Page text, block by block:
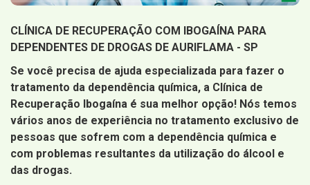
CLÍNICA DE RECUPERAÇÃO COM IBOGAÍNA PARA
DEPENDENTES DE DROGAS DE AURIFLAMA - SP
Se você precisa de ajuda especializada para fazer o
tratamento da dependência química, a Clínica de
Recuperação Ibogaína é sua melhor opção! Nós temos
vários anos de experiência no tratamento exclusivo de
pessoas que sofrem com a dependência química e
com problemas resultantes da utilização do álcool e
das drogas.